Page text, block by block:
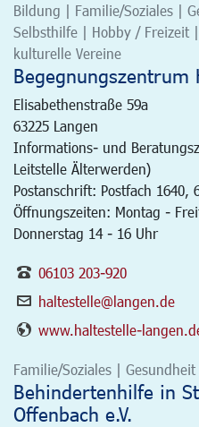
Bildung | Familie/Soziales |
Selbsthilfe | Hobby / Freizeit
kulturelle Vereine
Begegnungszentrum
Elisabethenstraße 59a
63225 Langen
Informations- und
Leitstelle Älterwerden)
Postanschrift: Postfach 1640,
Öffnungszeiten: Montag -
Donnerstag 14 - 16 Uhr
06103 203-920
haltestelle@langen.de
www.haltestelle-
Familie/Soziales |
Behindertenhilfe in
Offenbach e.V.